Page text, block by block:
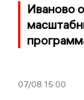
Иваново
07/08 15:00